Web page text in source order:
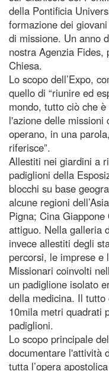
della Pontificia
formazione dei
di missione. Un anno
nostra Agenzia
Chiesa.
Lo scopo dell’Expo,
quello di “riunire ed
mondo, tutto ciò che
l'azione delle missioni
operano, in una
riferisce”.
Allestiti nei giardini a
padiglioni della
blocchi su base
alcune regioni
Pigna; Cina
attiguo. Nella galleria
invece allestiti degli
percorsi, le imprese
Missionari coinvolti
un padiglione isolato
della medicina. Il tutto
10mila metri quadrati
padiglioni.
Lo scopo principale
documentare l'attività
tutta l’opera